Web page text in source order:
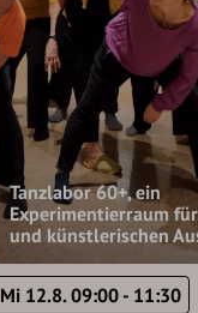
Tanzlabor 60+, ein
Experimentierraum für
und künstlerischen
Mi 12.8. 09:00 - 11:30